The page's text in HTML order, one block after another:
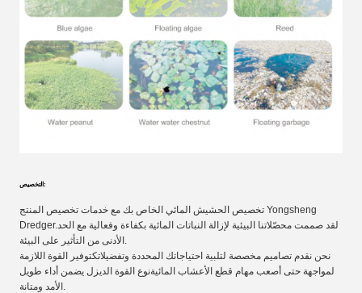
التخصيص:
تخصيص الحشيش المائي الخاص بك مع خدمات تخصيص المنتج Yongsheng
Dredger.لقد صممت محصّلاتنا البيئية لإزالة النباتات المائية بكفاءة وفعالية مع الحد
الأدنى من التأثير على البيئة.
نحن نقدم تصاميم مخصصة لتلبية احتياجاتك المحددة وتفضيلاتكتوفير القوة اللازمة
لمواجهة حتى أصعب مهام قطع الأعشاب المائيةنوع القوة الديزل يضمن أداء طويل
الأمد ومتانة.